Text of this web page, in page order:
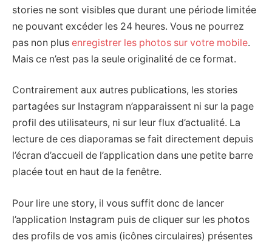
stories ne sont visibles que durant une période limitée
ne pouvant excéder les 24 heures. Vous ne pourrez
pas non plus enregistrer les photos sur votre mobile.
Mais ce n’est pas la seule originalité de ce format.
Contrairement aux autres publications, les stories
partagées sur Instagram n’apparaissent ni sur la page
profil des utilisateurs, ni sur leur flux d’actualité. La
lecture de ces diaporamas se fait directement depuis
l’écran d’accueil de l’application dans une petite barre
placée tout en haut de la fenêtre.
Pour lire une story, il vous suffit donc de lancer
l’application Instagram puis de cliquer sur les photos
des profils de vos amis (icônes circulaires) présentes